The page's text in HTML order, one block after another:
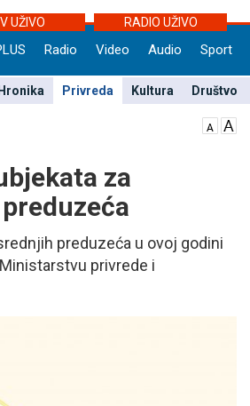
UŽIVO
RADIO UŽIVO
Radio Video Audio Sport
Hronika Privreda Kultura Društvo
za
preduzeća u ovoj godini
privrede i